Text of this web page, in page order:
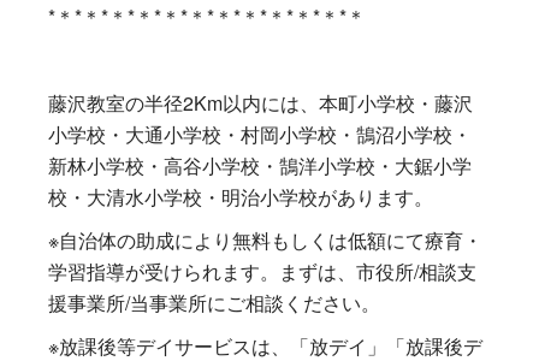
*＊*＊*＊*＊*＊*＊*＊*＊*＊*＊*＊*＊
藤沢教室の半径2Km以内には、本町小学校・藤沢
小学校・大通小学校・村岡小学校・鵠沼小学校・
新林小学校・高谷小学校・鵠洋小学校・大鋸小学
校・大清水小学校・明治小学校があります。
※自治体の助成により無料もしくは低額にて療育・
学習指導が受けられます。まずは、市役所/相談支
援事業所/当事業所にご相談ください。
※放課後等デイサービスは、「放デイ」「放課後デ